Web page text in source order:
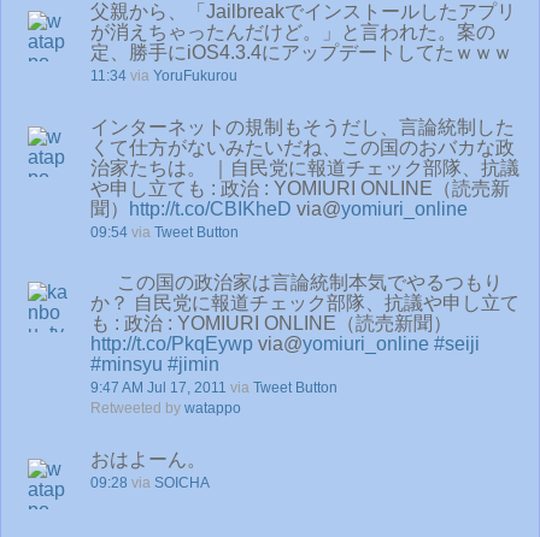
父親から、「Jailbreakでインストールしたアプリ
が消えちゃったんだけど。」と言われた。案の
定、勝手にiOS4.3.4にアップデートしてたｗｗｗ
11:34 via YoruFukurou
インターネットの規制もそうだし、言論統制した
くて仕方がないみたいだね、この国のおバカな政
治家たちは。 ｜自民党に報道チェック部隊、抗議
や申し立ても : 政治 : YOMIURI ONLINE（読売新
聞）
http://t.co/CBIKheD via@yomiuri_online
09:54 via Tweet Button
この国の政治家は言論統制本気でやるつもり
か？ 自民党に報道チェック部隊、抗議や申し立て
も : 政治 : YOMIURI ONLINE（読売新聞）
http://t.co/PkqEywp via@yomiuri_online #seiji
#minsyu #jimin
9:47 AM Jul 17, 2011 via Tweet Button
Retweeted by watappo
おはよーん。
09:28 via SOICHA